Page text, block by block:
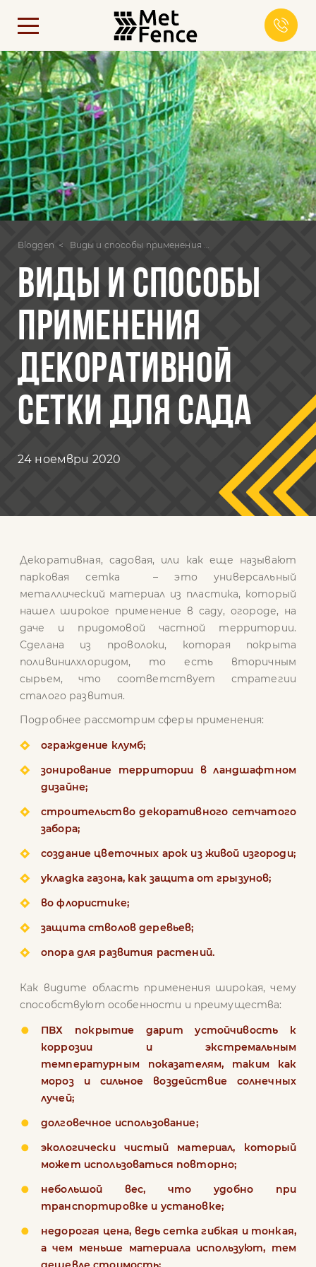
Bloggen Виды и способы применения декоративной сетки для сада
ВИДЫ И СПОСОБЫ
ПРИМЕНЕНИЯ
ДЕКОРАТИВНОЙ
СЕТКИ ДЛЯ САДА
24 ноември 2020
Декоративная, садовая, или как еще называют
парковая сетка – это универсальный
металлический материал из пластика, который
нашел широкое применение в саду, огороде, на
даче и придомовой частной территории.
Сделана из проволоки, которая покрыта
поливинилхлоридом, то есть вторичным
сырьем, что соответствует стратегии
сталого развития.
Подробнее рассмотрим сферы применения:
ограждение клумб;
зонирование территории в ландшафтном
дизайне;
строительство декоративного сетчатого
забора;
создание цветочных арок из живой изгороди;
укладка газона, как защита от грызунов;
во флористике;
защита стволов деревьев;
опора для развития растений.
Как видите область применения широкая, чему
способствуют особенности и преимущества:
ПВХ покрытие дарит устойчивость к
коррозии и экстремальным
температурным показателям, таким как
мороз и сильное воздействие солнечных
лучей;
долговечное использование;
экологически чистый материал, который
может использоваться повторно;
небольшой вес, что удобно при
транспортировке и установке;
недорогая цена, ведь сетка гибкая и тонкая,
а чем меньше материала используют, тем